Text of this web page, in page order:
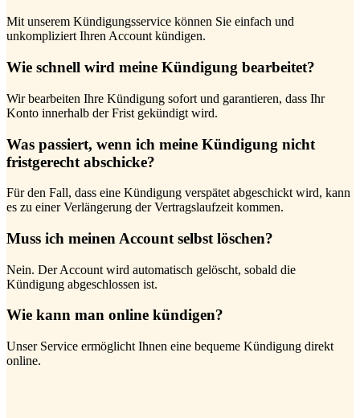
Mit unserem Kündigungsservice können Sie einfach und
unkompliziert Ihren Account kündigen.
Wie schnell wird meine Kündigung bearbeitet?
Wir bearbeiten Ihre Kündigung sofort und garantieren, dass Ihr
Konto innerhalb der Frist gekündigt wird.
Was passiert, wenn ich meine Kündigung nicht
fristgerecht abschicke?
Für den Fall, dass eine Kündigung verspätet abgeschickt wird, kann
es zu einer Verlängerung der Vertragslaufzeit kommen.
Muss ich meinen Account selbst löschen?
Nein. Der Account wird automatisch gelöscht, sobald die
Kündigung abgeschlossen ist.
Wie kann man online kündigen?
Unser Service ermöglicht Ihnen eine bequeme Kündigung direkt
online.